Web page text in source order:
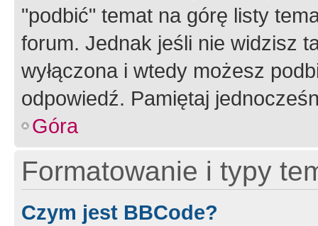
"podbić" temat na górę listy
forum. Jednak jeśli nie widzisz
wyłączona i wtedy możesz
odpowiedź. Pamiętaj
Góra
Formatowanie i typy
Czym jest BBCode?